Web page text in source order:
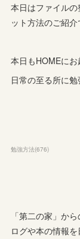
本日はファイル
ット方法のご紹
本日もHOMEにお
日常の至る所に勉
勉強方法(676)
「第二の家」か
ログや本の情報